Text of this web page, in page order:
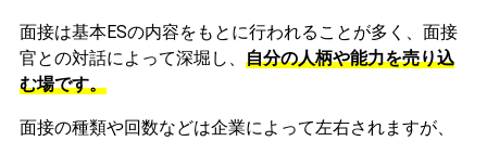
面接は基本ESの内容をもとに行われることが多く、面接
官との対話によって深堀し、 自分の人柄や能力を売り込
む場です。
面接の種類や回数などは企業によって左右されますが、